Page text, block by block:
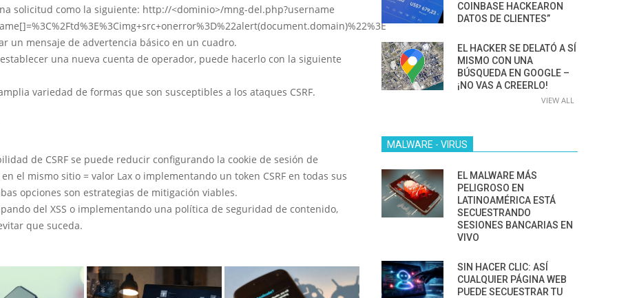
solicitud como la siguiente: http://<dominio>/mng-del.php?username
un mensaje de advertencia básico en un cuadro.
una nueva cuenta de operador, puede hacerlo con la siguiente
variedad de formas que son susceptibles a los ataques CSRF.
de CSRF se puede reducir configurando la cookie de sesión de
el mismo sitio = valor Lax o implementando un token CSRF en todas sus
opciones son estrategias de mitigación viables.
del XSS o implementando una política de seguridad de contenido,
que suceda.
COINBASE HACKEARON
DATOS DE CLIENTES”
EL HACKER SE DELATÓ A SÍ
MISMO CON UNA
BÚSQUEDA EN GOOGLE –
¡NO VAS A CREERLO!
VIEW ALL
MALWARE - VIRUS
EL MALWARE MÁS
PELIGROSO EN
LATINOAMÉRICA ESTÁ
SECUESTRANDO
SESIONES BANCARIAS EN
VIVO
SIN HACER CLIC: ASÍ
CUALQUIER PÁGINA WEB
PUEDE SECUESTRAR TU